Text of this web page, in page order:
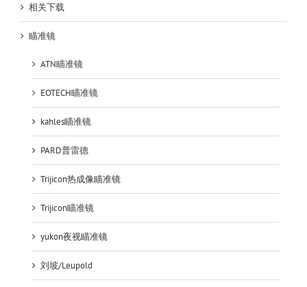
相关下载
瞄准镜
ATN瞄准镜
EOTECH瞄准镜
kahles瞄准镜
PARD普雷德
Trijicon热成像瞄准镜
Trijicon瞄准镜
yukon夜视瞄准镜
刘坡/Leupold